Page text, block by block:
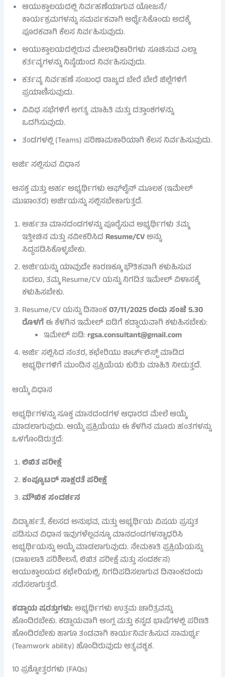
ಆಯುಕ್ತಾಲಯದಲ್ಲಿ ನಿರ್ವಹಣೆಯಾಗುವ ಯೋಜನೆ/
ಕಾರ್ಯಕ್ರಮಗಳನ್ನು ಸಮರ್ಪಕವಾಗಿ ಅರ್ಥೈಸಿಕೊಂಡು ಅದಕ್ಕೆ
ಪೂರಕವಾಗಿ ಕೆಲಸ ನಿರ್ವಹಿಸುವುದು.
ಆಯುಕ್ತಾಲಯದಲ್ಲಿರುವ ಮೇಲಾಧಿಕಾರಿಗಳು ಸೂಚಿಸುವ ಎಲ್ಲಾ
ಕರ್ತವ್ಯಗಳನ್ನು ನಿಷ್ಠೆಯಿಂದ ನಿರ್ವಹಿಸುವುದು.
ಕರ್ತವ್ಯ ನಿರ್ವಹಣೆ ಸಂಬಂಧ ರಾಜ್ಯದ ಬೇರೆ ಬೇರೆ ಜಿಲ್ಲೆಗಳಿಗೆ
ಪ್ರಯಾಣಿಸುವುದು.
ವಿವಿಧ ಸಭೆಗಳಿಗೆ ಅಗತ್ಯ ಮಾಹಿತಿ ಮತ್ತು ದತ್ತಾಂಶಗಳನ್ನು
ಒದಗಿಸುವುದು.
ತಂಡಗಳಲ್ಲಿ (Teams) ಪರಿಣಾಮಕಾರಿಯಾಗಿ ಕೆಲಸ ನಿರ್ವಹಿಸುವುದು.
ಅರ್ಜಿ ಸಲ್ಲಿಸುವ ವಿಧಾನ
ಆಸಕ್ತ ಮತ್ತು ಅರ್ಹ ಅಭ್ಯರ್ಥಿಗಳು ಆಫ್‌ಲೈನ್ ಮೂಲಕ (ಇಮೇಲ್
ಮುಖಾಂತರ) ಅರ್ಜಿಯನ್ನು ಸಲ್ಲಿಸಬೇಕಾಗುತ್ತದೆ.
ಅರ್ಹತಾ ಮಾನದಂಡಗಳನ್ನು ಪೂರೈಸುವ ಅಭ್ಯರ್ಥಿಗಳು ತಮ್ಮ
ಇತ್ತೀಚಿನ ಮತ್ತು ನವೀಕರಿಸಿದ Resume/CVಅನ್ನು
ಸಿದ್ಧಪಡಿಸಿಕೊಳ್ಳಬೇಕು.
ಅರ್ಜಿಯನ್ನು ಯಾವುದೇ ಕಾರಣಕ್ಕೂ ಭೌತಿಕವಾಗಿ ಕಳುಹಿಸುವ
ಬದಲು, ತಮ್ಮ Resume/CV ಯನ್ನು ನಿಗದಿತ ಇಮೇಲ್ ವಿಳಾಸಕ್ಕೆ
ಕಳುಹಿಸಬೇಕು.
Resume/CV ಯನ್ನು ದಿನಾಂಕ07/11/2025 ರಂದು ಸಂಜೆ 5.30
ರೊಳಗೆಈ ಕೆಳಗಿನ ಇಮೇಲ್ ಐಡಿಗೆ ಕಡ್ಡಾಯವಾಗಿ ಕಳುಹಿಸಬೇಕು:
ಇಮೇಲ್ ಐಡಿ:rgsa.consultant@gmail.com
ಅರ್ಜಿ ಸಲ್ಲಿಸಿದ ನಂತರ, ಕಛೇರಿಯು ಶಾರ್ಟ್‌ಲಿಸ್ಟ್ ಮಾಡಿದ
ಅಭ್ಯರ್ಥಿಗಳಿಗೆ ಮುಂದಿನ ಪ್ರಕ್ರಿಯೆಯ ಕುರಿತು ಮಾಹಿತಿ ನೀಡುತ್ತದೆ.
ಆಯ್ಕೆ ವಿಧಾನ
ಅಭ್ಯರ್ಥಿಗಳನ್ನು ಸೂಕ್ತ ಮಾನದಂಡಗಳ ಆಧಾರದ ಮೇಲೆ ಆಯ್ಕೆ
ಮಾಡಲಾಗುವುದು. ಆಯ್ಕೆ ಪ್ರಕ್ರಿಯೆಯು ಈ ಕೆಳಗಿನ ಮೂರು ಹಂತಗಳನ್ನು
ಒಳಗೊಂಡಿರುತ್ತದೆ:
ಲಿಖಿತ ಪರೀಕ್ಷೆ
ಕಂಪ್ಯೂಟರ್ ಸಾಕ್ಷರತೆ ಪರೀಕ್ಷೆ
ಮೌಖಿಕ ಸಂದರ್ಶನ
ವಿದ್ಯಾರ್ಹತೆ, ಕೆಲಸದ ಅನುಭವ, ಮತ್ತು ಅಭ್ಯರ್ಥಿಯ ವಿಷಯ ಪ್ರಸ್ತುತ
ಪಡಿಸುವ ವಿಧಾನ ಇವುಗಳೆಲ್ಲವನ್ನೂ ಮಾನದಂಡಗಳನ್ನಾಧರಿಸಿ
ಅಭ್ಯರ್ಥಿಯನ್ನು ಅಯ್ಕೆ ಮಾಡಲಾಗುವುದು. ನೇಮಕಾತಿ ಪ್ರಕ್ರಿಯೆಯನ್ನು
(ದಾಖಲಾತಿ ಪರಿಶೀಲನೆ, ಲಿಖಿತ ಪರೀಕ್ಷೆ ಮತ್ತು ಸಂದರ್ಶನ)
ಆಯುಕ್ತಾಲಯದ ಕಛೇರಿಯಲ್ಲಿ, ನಿಗದಿಪಡಿಸಲಾಗುವ ದಿನಾಂಕದಂದು
ನಡೆಸಲಾಗುತ್ತದೆ.
ಕಡ್ಡಾಯ ಷರತ್ತುಗಳು:ಅಭ್ಯರ್ಥಿಗಳು ಉತ್ತಮ ಚಾರಿತ್ರವನ್ನು
ಹೊಂದಿರಬೇಕು. ಕಡ್ಡಾಯವಾಗಿ ಆಂಗ್ಲ ಮತ್ತು ಕನ್ನಡ ಭಾಷೆಗಳಲ್ಲಿ ಪರಿಣತಿ
ಹೊಂದಿರಬೇಕು ಹಾಗೂ ತಂಡವಾಗಿ ಕಾರ್ಯನಿರ್ವಹಿಸುವ ಸಾಮರ್ಥ್ಯ
(Teamwork ability) ಹೊಂದಿರುವುದು ಅತ್ಯವಶ್ಯಕ.
10 ಪ್ರಶ್ನೋತ್ತರಗಳು (FAQs)